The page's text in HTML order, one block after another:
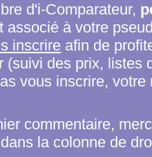
d'i-Comparateur,
associé à votre
inscrire afin de
(suivi des prix, listes
vous inscrire,
commentaire,
la colonne de